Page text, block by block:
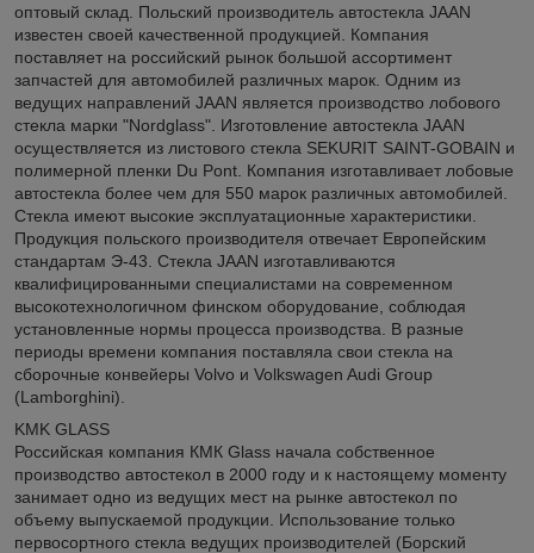
оптовый склад. Польский производитель автостекла JAAN
известен своей качественной продукцией. Компания
поставляет на российский рынок большой ассортимент
запчастей для автомобилей различных марок. Одним из
ведущих направлений JAAN является производство лобового
стекла марки "Nordglass". Изготовление автостекла JAAN
осуществляется из листового стекла SEKURIT SAINT-GOBAIN и
полимерной пленки Du Pont. Компания изготавливает лобовые
автостекла более чем для 550 марок различных автомобилей.
Стекла имеют высокие эксплуатационные характеристики.
Продукция польского производителя отвечает Европейским
стандартам Э-43. Стекла JAAN изготавливаются
квалифицированными специалистами на современном
высокотехнологичном финском оборудование, соблюдая
установленные нормы процесса производства. В разные
периоды времени компания поставляла свои стекла на
сборочные конвейеры Volvo и Volkswagen Audi Group
(Lamborghini).
KMK GLASS
Российская компания КМК Glass начала собственное
производство автостекол в 2000 году и к настоящему моменту
занимает одно из ведущих мест на рынке автостекол по
объему выпускаемой продукции. Использование только
первосортного стекла ведущих производителей (Борский